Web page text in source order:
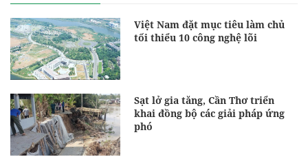
Việt Nam đặt mục tiêu làm chủ
tối thiểu 10 công nghệ lõi
Sạt lở gia tăng, Cần Thơ triển
khai đồng bộ các giải pháp ứng
phó